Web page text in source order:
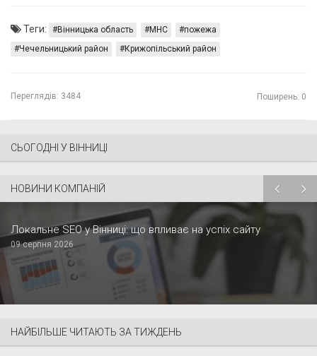
Теги: Вінницька область МНС
пожежа
Чечельницький район
Крижопільський район
Переглядів: 3484 Поширень: 0
СЬОГОДНІ У ВІННИЦІ
НОВИНИ КОМПАНІЙ
Локальне SEO у Вінниці: що впливає на успіх сайту
09 серпня 2026
НАЙБІЛЬШЕ ЧИТАЮТЬ ЗА ТИЖДЕНЬ